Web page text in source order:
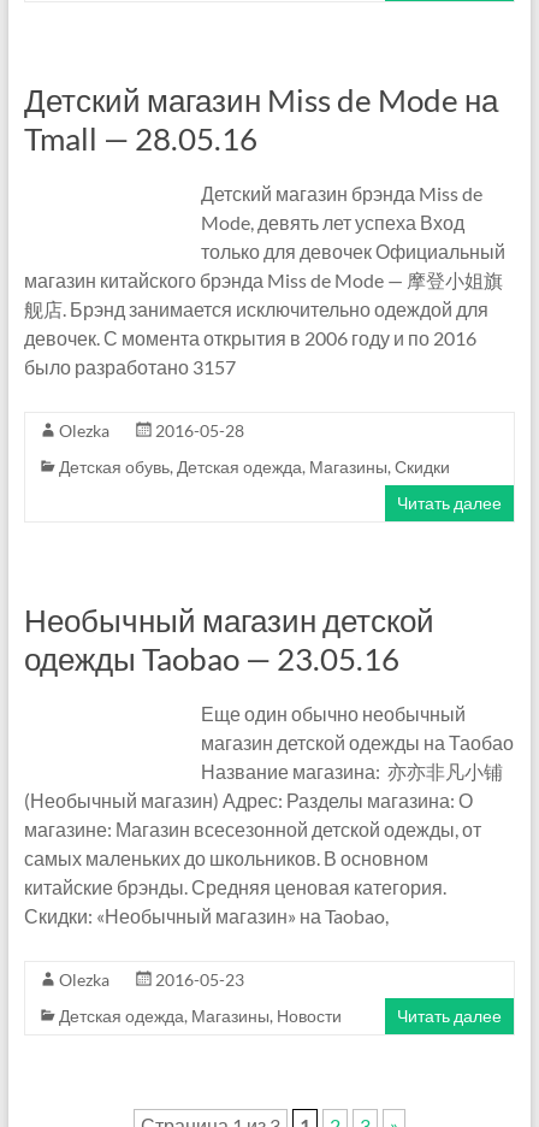
Детский магазин Miss de Mode на
Tmall — 28.05.16
Детский магазин брэнда Miss de
Mode, девять лет успеха Вход
только для девочек Официальный
магазин китайского брэнда Miss de Mode — 摩登小姐旗
舰店. Брэнд занимается исключительно одеждой для
девочек. С момента открытия в 2006 году и по 2016
было разработано 3157
Olezka
2016-05-28
Детская обувь, Детская одежда, Магазины, Скидки
Читать далее
Необычный магазин детской
одежды Taobao — 23.05.16
Еще один обычно необычный
магазин детской одежды на Таобао
Название магазина: 亦亦非凡小铺
(Необычный магазин) Адрес: Разделы магазина: О
магазине: Магазин всесезонной детской одежды, от
самых маленьких до школьников. В основном
китайские брэнды. Средняя ценовая категория.
Скидки: «Необычный магазин» на Taobao,
Olezka
2016-05-23
Детская одежда, Магазины, Новости Читать далее